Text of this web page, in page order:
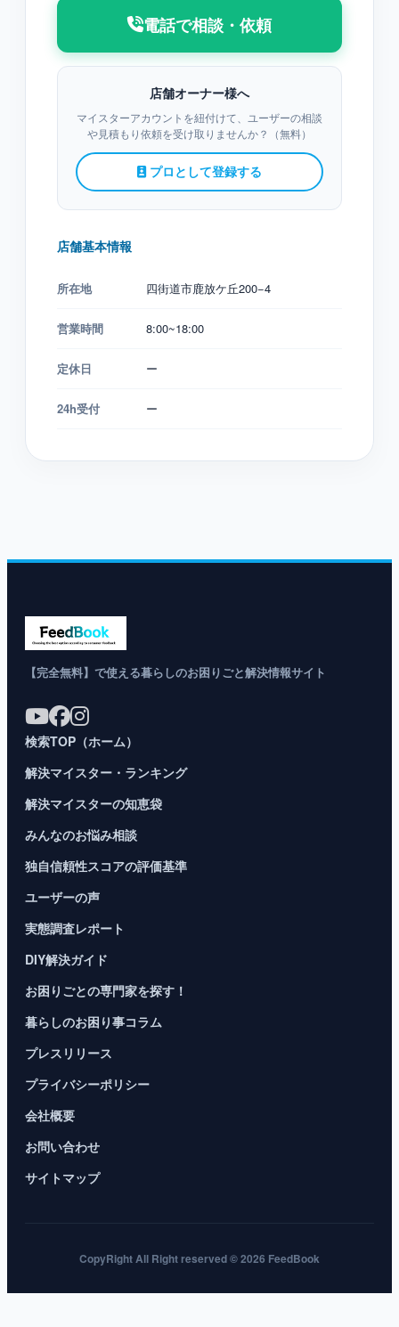
電話で相談・依頼
店舗オーナー様へ
マイスターアカウントを紐付けて、ユーザーの相談
や見積もり依頼を受け取りませんか？（無料）
プロとして登録する
店舗基本情報
所在地 四街道市鹿放ケ丘200−4
営業時間 8:00~18:00
定休日 ー
24h受付 ー
【完全無料】で使える暮らしのお困りごと解決情報サイト
検索TOP（ホーム）
解決マイスター・ランキング
解決マイスターの知恵袋
みんなのお悩み相談
独自信頼性スコアの評価基準
ユーザーの声
実態調査レポート
DIY解決ガイド
お困りごとの専門家を探す！
暮らしのお困り事コラム
プレスリリース
プライバシーポリシー
会社概要
お問い合わせ
サイトマップ
CopyRight All Right reserved © 2026 FeedBook